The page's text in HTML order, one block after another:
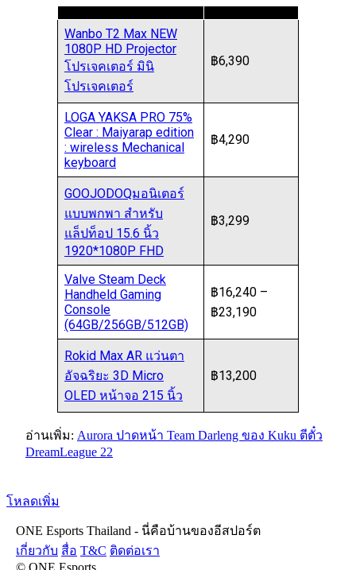
Wanbo T2 Max NEW
1080P HD Projector
โปรเจคเตอร์ มินิ
โปรเจคเตอร์
฿6,390
LOGA YAKSA PRO 75%
Clear : Maiyarap edition
: wireless Mechanical
keyboard
฿4,290
GOOJODOQมอนิเตอร์
แบบพกพา สําหรับ
แล็ปท็อป 15.6 นิ้ว
1920*1080P FHD
฿3,299
Valve Steam Deck
Handheld Gaming
Console
(64GB/256GB/512GB)
฿16,240 –
฿23,190
Rokid Max AR แว่นตา
อัจฉริยะ 3D Micro
OLED หน้าจอ 215 นิ้ว
฿13,200
อ่านเพิ่ม: Aurora ปาดหน้า Team Darleng ของ Kuku ตีตั๋ว
DreamLeague 22
โหลดเพิ่ม
ONE Esports Thailand - นี่คือบ้านของอีสปอร์ต
เกี่ยวกับ สื่อ T&C ติดต่อเรา
© ONE Esports